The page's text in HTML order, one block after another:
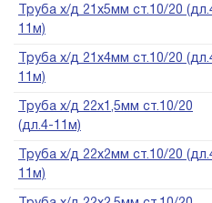
Труба х/д 21х5мм ст.10/20
11м)
Труба х/д 21х4мм ст.10/20
11м)
Труба х/д 22х1,5мм ст.10/20
(дл.4-11м)
Труба х/д 22х2мм ст.10/20
11м)